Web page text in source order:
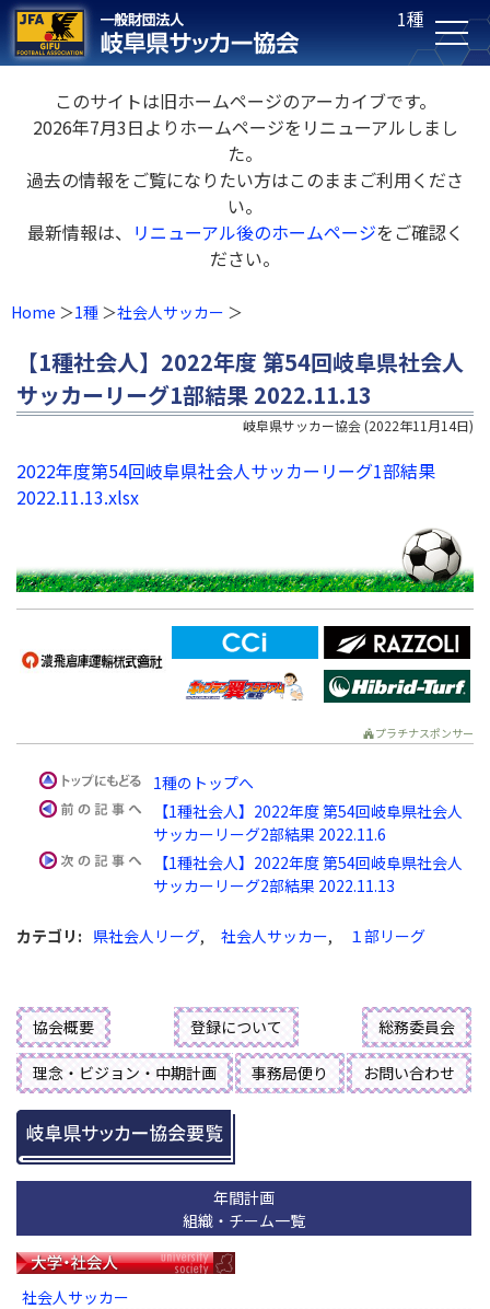
1種
このサイトは旧ホームページのアーカイブです。
2026年7月3日よりホームページをリニューアルしまし
た。
過去の情報をご覧になりたい方はこのままご利用くださ
い。
最新情報は、 リニューアル後のホームページをご確認く
ださい。
Home 1種 社会人サッカー
【1種社会人】2022年度 第54回岐阜県社会人
サッカーリーグ1部結果 2022.11.13
岐阜県サッカー協会 (2022年11月14日)
2022年度第54回岐阜県社会人サッカーリーグ1部結果
2022.11.13.xlsx
プラチナスポンサー
1種のトップへ
【1種社会人】2022年度 第54回岐阜県社会人
サッカーリーグ2部結果 2022.11.6
【1種社会人】2022年度 第54回岐阜県社会人
サッカーリーグ2部結果 2022.11.13
カテゴリ : 県社会人リーグ, 社会人サッカー, １部リーグ
協会概要 登録について 総務委員会
理念・ビジョン・中期計画 事務局便り お問い合わせ
年間計画
組織・チーム一覧
社会人サッカー